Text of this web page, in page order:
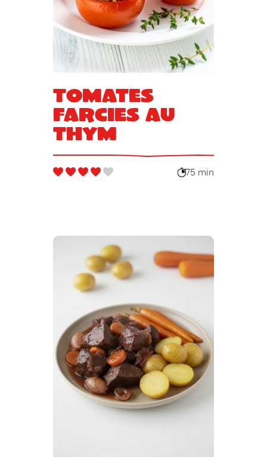
Tomates
farcies au
thym
75 min